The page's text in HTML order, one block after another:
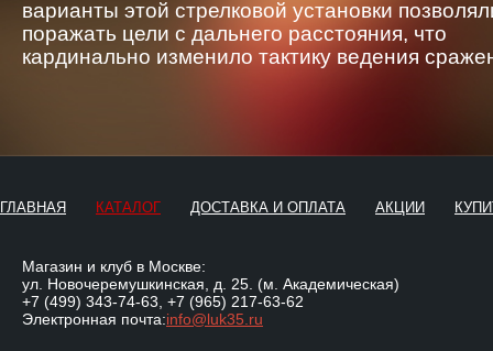
варианты этой стрелковой установки
поражать цели с дальнего расстояния, что
кардинально изменило тактику ведения
ГЛАВНАЯ КАТАЛОГ ДОСТАВКА И ОПЛАТА АКЦИИ
Магазин и клуб в Москве:
ул. Новочеремушкинская, д. 25. (м. Академическая)
+7 (499) 343-74-63 +7 (965) 217-63-62
Электронная почта:info@luk35.ru